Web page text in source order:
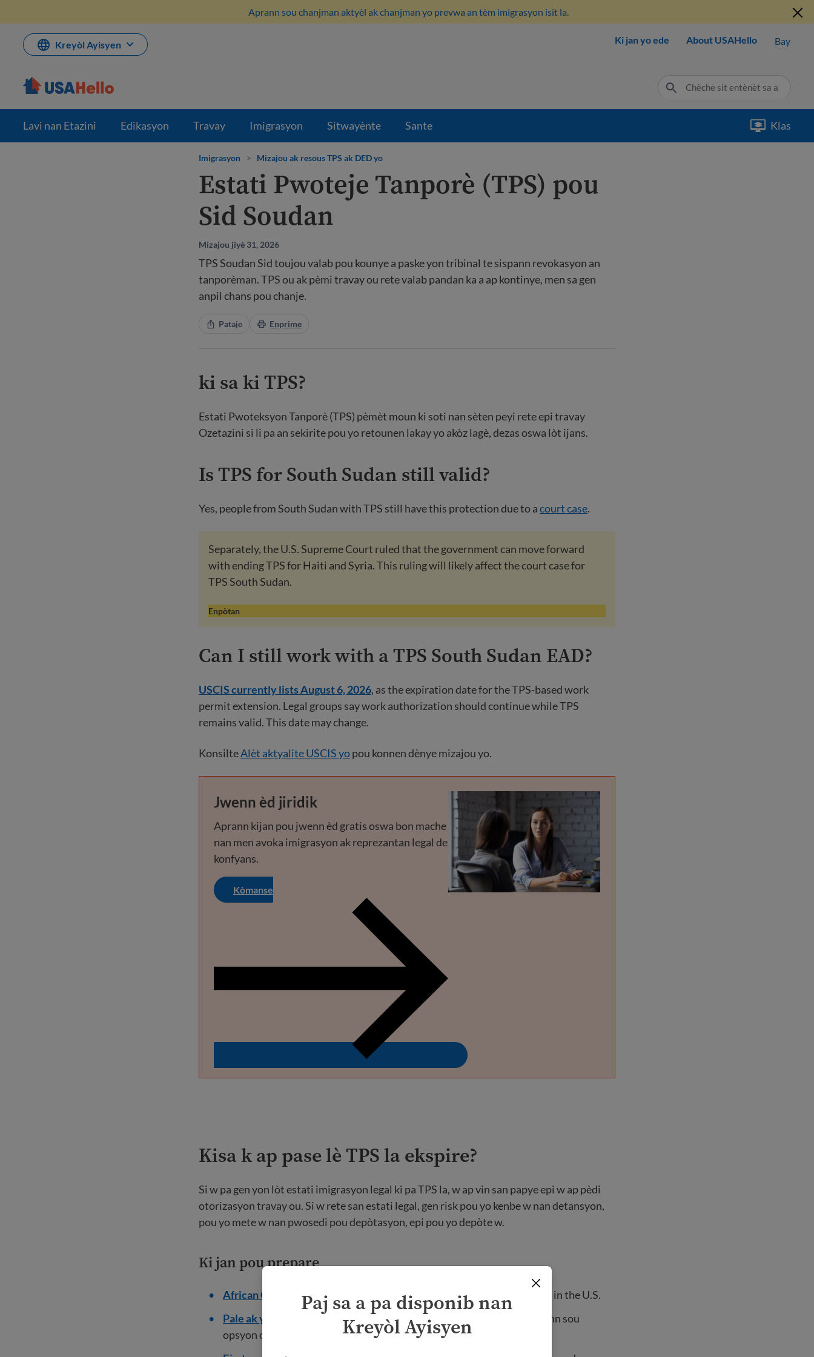
Aprann sou chanjman aktyèl ak chanjman yo prevwa an tèm imigrasyon isit la.
Kreyòl Ayisyen Ki jan yo ede About USAHello Bay
Lavi nan Etazini Edikasyon Travay Imigrasyon Sitwayènte Sante Klas
Paj sa a pa disponib nan
Kreyòl Ayisyen
Imigrasyon > Mizajou ak resous TPS ak DED yo
Estati Pwoteje Tanporè (TPS) pou
Sid Soudan
Mizajou jiyè 31, 2026
TPS Soudan Sid toujou valab pou kounye a paske yon tribinal te sispann revokasyon an
tanporèman. TPS ou ak pèmi travay ou rete valab pandan ka a ap kontinye, men sa gen
anpil chans pou chanje.
Pataje Enprime
ki sa ki TPS?
Estati Pwoteksyon Tanporè (TPS) pèmèt moun ki soti nan sèten peyi rete epi travay
Ozetazini si li pa an sekirite pou yo retounen lakay yo akòz lagè, dezas oswa lòt ijans.
Is TPS for South Sudan still valid?
Yes, people from South Sudan with TPS still have this protection due to acourt case.
Separately, the U.S. Supreme Court ruled that the government can move forward
with ending TPS for Haiti and Syria. This ruling will likely affect the court case for
TPS South Sudan.
Enpòtan
Can I still work with a TPS South Sudan EAD?
USCIS currently lists August 6, 2026, as the expiration date for the TPS-based work
permit extension. Legal groups say work authorization should continue while TPS
remains valid. This date may change.
KonsilteAlèt aktyalite USCIS yopou konnen dènye mizajou yo.
Jwenn èd jiridik
Aprann kijan pou jwenn èd gratis oswa bon mache
nan men avoka imigrasyon ak reprezantan legal de
konfyans.
Kòmanse
Kisa k ap pase lè TPS la ekspire?
Si w pa gen yon lòt estati imigrasyon legal ki pa TPS la, w ap vin san papye epi w ap pèdi
otorizasyon travay ou. Si w rete san estati legal, gen risk pou yo kenbe w nan detansyon,
pou yo mete w nan pwosedi pou depòtasyon, epi pou yo depòte w.
Ki jan pou prepare
African Communities Together
offers legal help to African immigrants in the U.S.
Pale ak yon avoka imigrasyon.
Li enpòtan pou chèche èd legal epi aprann sou
opsyon ou genyen pou rete Ozetazini.